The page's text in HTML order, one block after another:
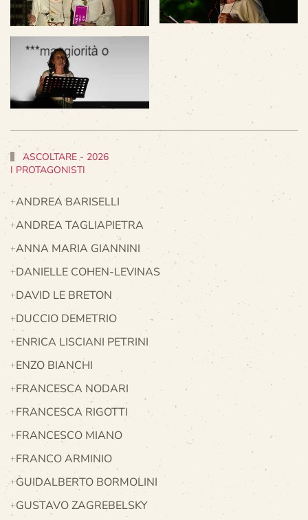
ASCOLTARE - 2026
I PROTAGONISTI
ANDREA BARISELLI
ANDREA TAGLIAPIETRA
ANNA MARIA GIANNINI
DANIELLE COHEN-LEVINAS
DAVID LE BRETON
DUCCIO DEMETRIO
ENRICA LISCIANI PETRINI
ENZO BIANCHI
FRANCESCA NODARI
FRANCESCA RIGOTTI
FRANCESCO MIANO
FRANCO ARMINIO
GUIDALBERTO BORMOLINI
GUSTAVO ZAGREBELSKY